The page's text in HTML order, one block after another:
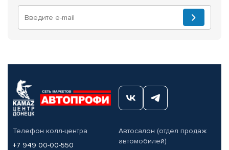
Телефон колл-центра
+7 949 00-00-550
Автосалон (отдел продаж
автомобилей)